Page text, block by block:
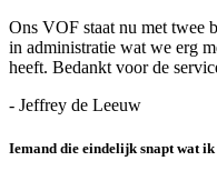
Ons VOF staat nu met twee
in administratie wat we erg
heeft. Bedankt voor de
- Jeffrey de Leeuw
Iemand die eindelijk snapt wat